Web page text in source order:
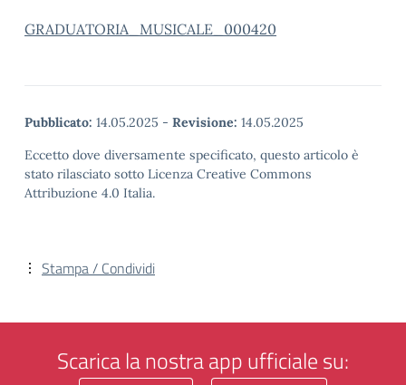
GRADUATORIA_MUSICALE_000420
Pubblicato: 14.05.2025 - Revisione: 14.05.2025
Eccetto dove diversamente specificato, questo articolo è
stato rilasciato sotto Licenza Creative Commons
Attribuzione 4.0 Italia.
Stampa / Condividi
Scarica la nostra app ufficiale su: